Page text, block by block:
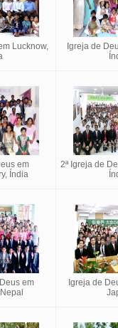
Lucknow,
Igreja de
em
Índia
2ª Igreja de
em
Igreja de